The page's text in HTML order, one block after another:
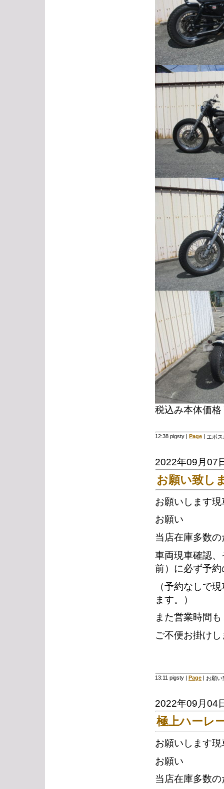
税込み本体価
12:38 pigsty | Page | エボ
2022年09月07
お願い致し
お願いします
お願い
当店在庫多数
車両現車確認
前）に必ず予
（予約なしで
ます。）
また営業時間
ご不便お掛け
13:11 pigsty | Page | お願
2022年09月04
極上ハーレ
お願いします
お願い
当店在庫多数